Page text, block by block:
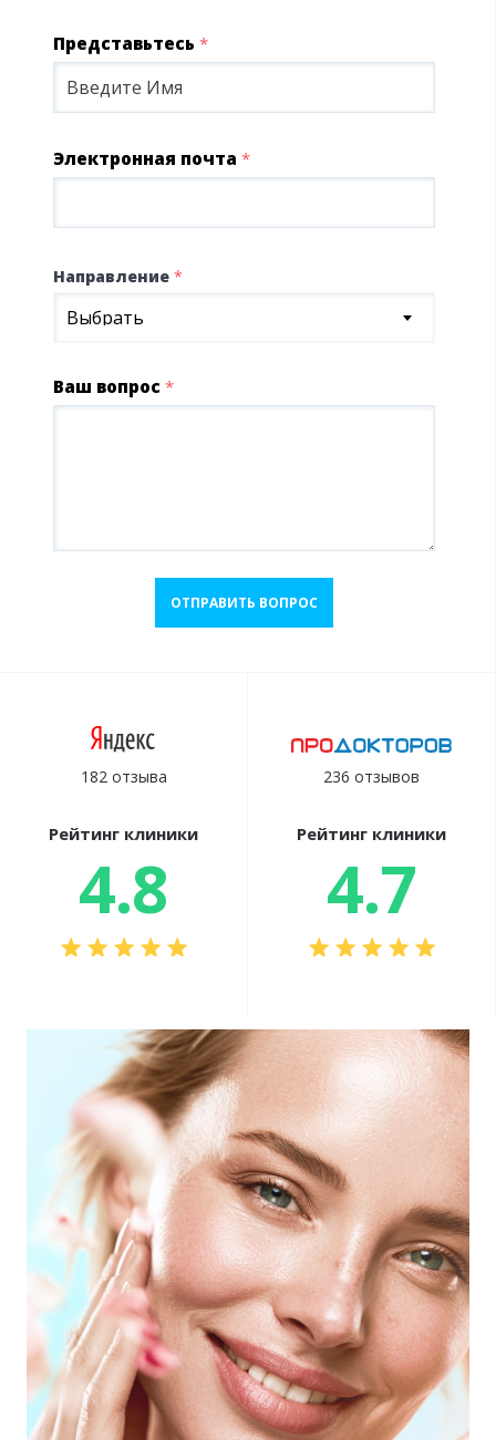
Представьтесь *
Электронная почта *
Направление *
Выбрать
Ваш вопрос *
ОТПРАВИТЬ ВОПРОС
182 отзыва
Рейтинг клиники
4.8
236 отзывов
Рейтинг клиники
4.7